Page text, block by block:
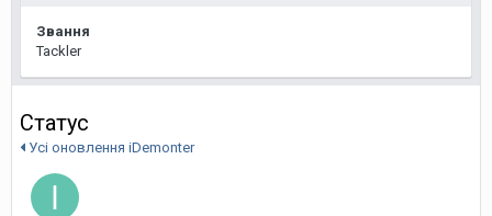
Звання
Tackler
Статус
Усі оновлення iDemonter